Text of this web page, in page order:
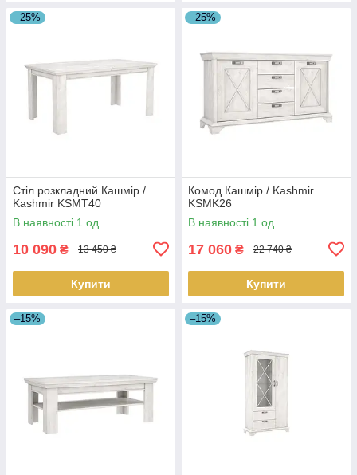
–25%
Стіл розкладний Кашмір /
Kashmir KSMT40
В наявності 1 од.
10 090 ₴ 13 450 ₴
Купити
–25%
Комод Кашмір / Kashmir
KSMK26
В наявності 1 од.
17 060 ₴ 22 740 ₴
Купити
–15% –15%